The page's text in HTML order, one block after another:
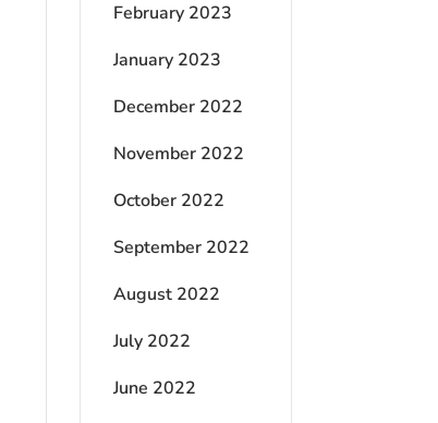
February 2023
January 2023
December 2022
November 2022
October 2022
September 2022
August 2022
July 2022
June 2022